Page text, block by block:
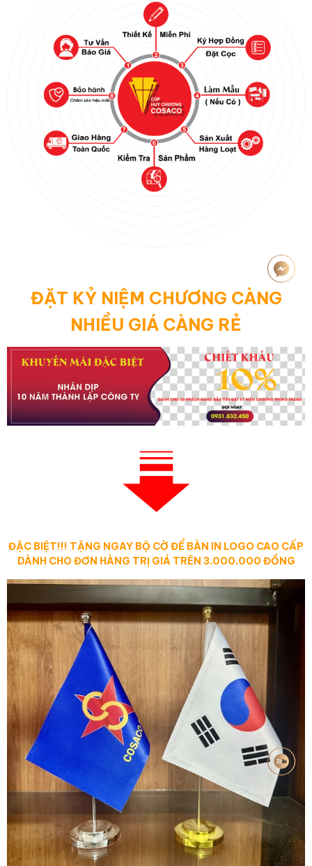
ĐẶT KỶ NIỆM CHƯƠNG CÀNG
NHIỀU GIÁ CÀNG RẺ
ĐẶC BIỆT!!! TẶNG NGAY BỘ CỜ ĐỂ BÀN IN LOGO CAO CẤP
DÀNH CHO ĐƠN HÀNG TRỊ GIÁ TRÊN 3.000.000 ĐỒNG